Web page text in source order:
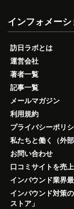
インフォメーシ
訪日ラボとは
運営会社
著者一覧
記事一覧
メールマガジン
利用規約
プライバシーポリ
私たちと働く（外部
お問い合わせ
口コミサイトを売
インバウンド業界
インバウンド対策
ストア」